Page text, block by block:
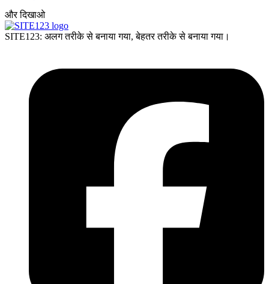
और दिखाओ
SITE123: अलग तरीके से बनाया गया, बेहतर तरीके से बनाया गया।